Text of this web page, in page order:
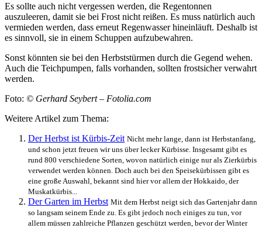
Es sollte auch nicht vergessen werden, die Regentonnen
auszuleeren, damit sie bei Frost nicht reißen. Es muss natürlich auch
vermieden werden, dass erneut Regenwasser hineinläuft. Deshalb ist
es sinnvoll, sie in einem Schuppen aufzubewahren.
Sonst könnten sie bei den Herbststürmen durch die Gegend wehen.
Auch die Teichpumpen, falls vorhanden, sollten frostsicher verwahrt
werden.
Foto: © Gerhard Seybert – Fotolia.com
Weitere Artikel zum Thema:
Der Herbst ist Kürbis-Zeit Nicht mehr lange, dann ist Herbstanfang,
und schon jetzt freuen wir uns über lecker Kürbisse. Insgesamt gibt es
rund 800 verschiedene Sorten, wovon natürlich einige nur als Zierkürbis
verwendet werden können. Doch auch bei den Speisekürbissen gibt es
eine große Auswahl, bekannt sind hier vor allem der Hokkaido, der
Muskatkürbis...
Der Garten im Herbst Mit dem Herbst neigt sich das Gartenjahr dann
so langsam seinem Ende zu. Es gibt jedoch noch einiges zu tun, vor
allem müssen zahlreiche Pflanzen geschützt werden, bevor der Winter